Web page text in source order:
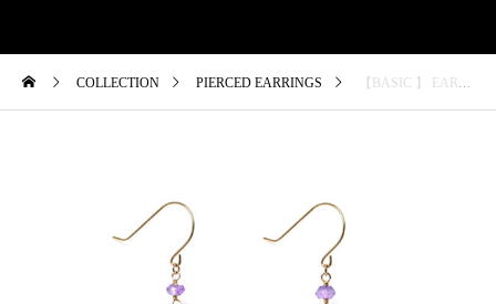
COLLECTION PIERCED EARRINGS 【BASIC 】 EARRINGS